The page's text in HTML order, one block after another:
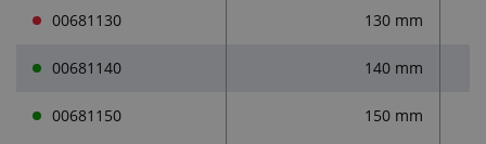
00681130 130 mm
00681140 140 mm
00681150 150 mm